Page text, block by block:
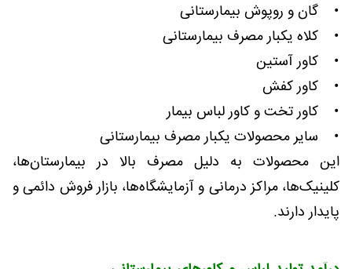
• گان و روپوش بیمارستانی
• کلاه یکبار مصرف بیمارستانی
• کاور آستین
• کاور کفش
• کاور تخت و کاور لباس بیمار
• سایر محصولات یکبار مصرف بیمارستانی
این محصولات به دلیل مصرف بالا در بیمارستان‌ها،
کلینیک‌ها، مراکز درمانی و آزمایشگاه‌ها، بازار فروش دائمی و
پایدار دارند.